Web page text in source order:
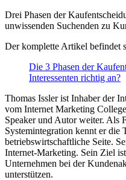
Drei Phasen der
unwissenden Suchenden zu
Der komplette Artikel befindet
Die 3 Phasen der
Interessenten richtig an?
Thomas Issler ist Inhaber der
vom Internet Marketing
Speaker und Autor weiter. Als
Systemintegration kennt er die
betriebswirtschaftliche Seite.
Internet-Marketing. Sein Ziel
Unternehmen bei der
unterstützen.